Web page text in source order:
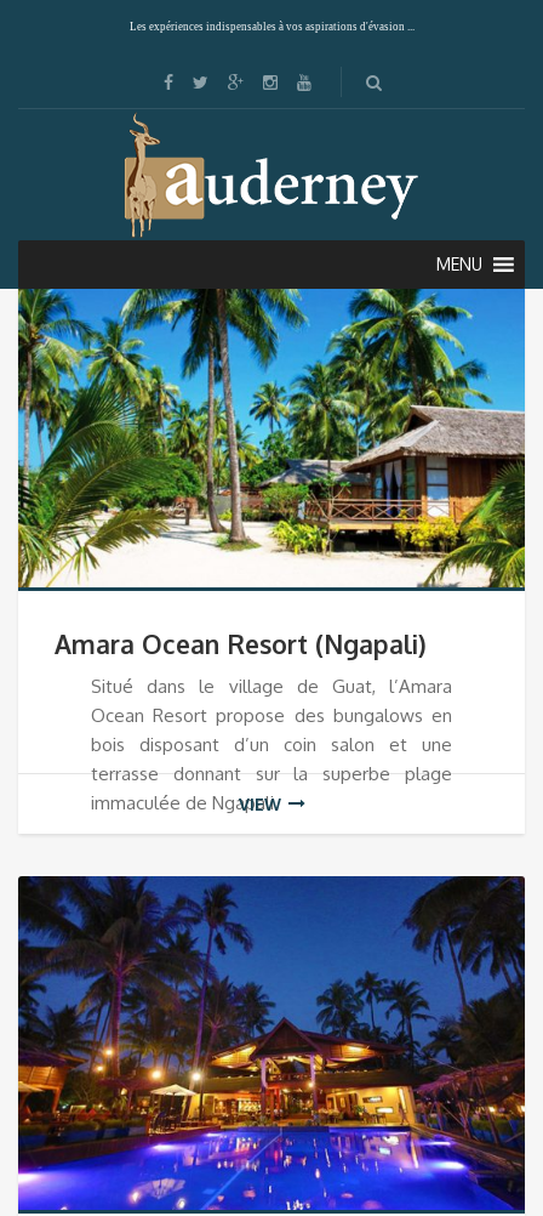
Les expériences indispensables à vos aspirations d'évasion ...
MENU
Showing all 8 results
Default sorting
Amara Ocean Resort (Ngapali)
Situé dans le village de Guat, l’Amara
Ocean Resort propose des bungalows en
bois disposant d’un coin salon et une
terrasse donnant sur la superbe plage
immaculée de Ngapali.
VIEW